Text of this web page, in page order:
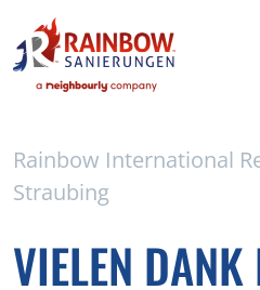
Rainbow International
Straubing
VIELEN